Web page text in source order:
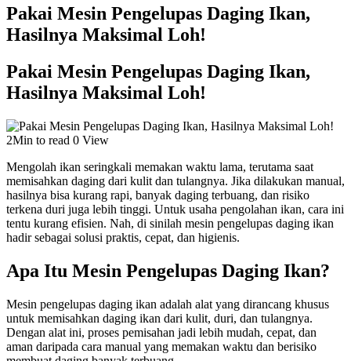
Pakai Mesin Pengelupas Daging Ikan,
Hasilnya Maksimal Loh!
Pakai Mesin Pengelupas Daging Ikan,
Hasilnya Maksimal Loh!
2Min to read 0 View
Mengolah ikan seringkali memakan waktu lama, terutama saat
memisahkan daging dari kulit dan tulangnya. Jika dilakukan manual,
hasilnya bisa kurang rapi, banyak daging terbuang, dan risiko
terkena duri juga lebih tinggi. Untuk usaha pengolahan ikan, cara ini
tentu kurang efisien. Nah, di sinilah mesin pengelupas daging ikan
hadir sebagai solusi praktis, cepat, dan higienis.
Apa Itu Mesin Pengelupas Daging Ikan?
Mesin pengelupas daging ikan adalah alat yang dirancang khusus
untuk memisahkan daging ikan dari kulit, duri, dan tulangnya.
Dengan alat ini, proses pemisahan jadi lebih mudah, cepat, dan
aman daripada cara manual yang memakan waktu dan berisiko